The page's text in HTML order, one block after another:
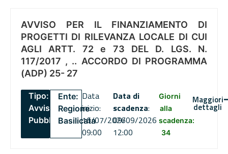
AVVISO PER IL FINANZIAMENTO DI
PROGETTI DI RILEVANZA LOCALE DI CUI
AGLI ARTT. 72 e 73 DEL D. LGS. N.
117/2017 , .. ACCORDO DI PROGRAMMA
(ADP) 25- 27
Tipo:
Avviso
Pubblico
Ente:
Regione
Basilicata
Data
inizio:
16/07/2026
09:00
Data di
scadenza:
09/09/2026
12:00
Giorni
alla
scadenza:
34
Maggiori
dettagli